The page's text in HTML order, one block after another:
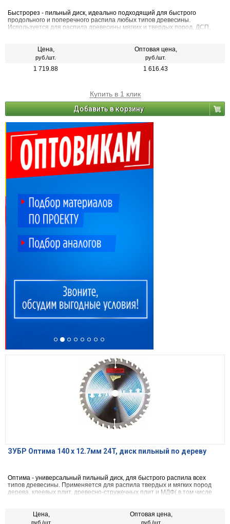
Быстрорез - пильный диск, идеально подходящий для быстрого
продольного и поперечного распила любых типов древесины.
Используется для распила древесины мягких и твердых пород, ДСП,
Цена,
руб./шт.
Оптовая цена,
руб./шт.
1 719.88 1 616.43
Купить в 1 клик
Добавить в корзину
ЗУБР Оптима 140 x 12.7мм 24T, диск пильный по дереву
Оптима - универсальный пильный диск, для быстрого распила всех
типов древесины. Применяется для распила твердых и мягких пород
дерева, клеевых плит, древесно-стружечных плит и МДФ( в том числе
Цена,
руб./шт.
Оптовая цена,
руб./шт.